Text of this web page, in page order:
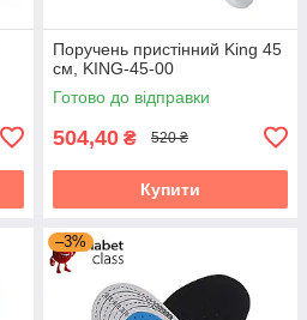
Поручень пристінний King 45
см, KING-45-00
Готово до відправки
504,40 ₴ 520 ₴
Купити
–3%